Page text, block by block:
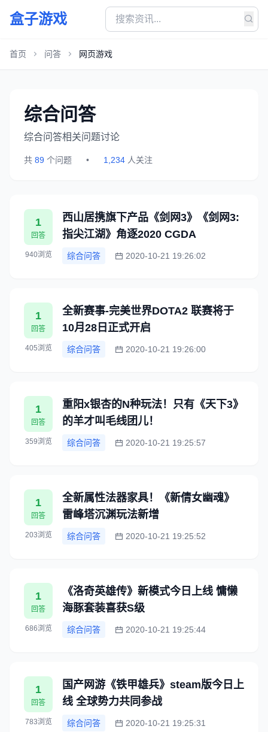
盒子游戏
首页 问答 网页游戏
综合问答
综合问答相关问题讨论
共 89 个问题 • 1,234 人关注
1
回答
940浏览
西山居携旗下产品《剑网3》《剑网3:
指尖江湖》角逐2020 CGDA
综合问答 2020-10-21 19:26:02
1
回答
405浏览
全新赛事-完美世界DOTA2 联赛将于
10月28日正式开启
综合问答 2020-10-21 19:26:00
1
回答
359浏览
重阳x银杏的N种玩法！只有《天下3》
的羊才叫毛线团儿！
综合问答 2020-10-21 19:25:57
1
回答
203浏览
全新属性法器家具！《新倩女幽魂》
雷峰塔沉渊玩法新增
综合问答 2020-10-21 19:25:52
1
回答
686浏览
《洛奇英雄传》新模式今日上线 慵懒
海豚套装喜获S级
综合问答 2020-10-21 19:25:44
1
回答
783浏览
国产网游《铁甲雄兵》steam版今日上
线 全球势力共同参战
综合问答 2020-10-21 19:25:31